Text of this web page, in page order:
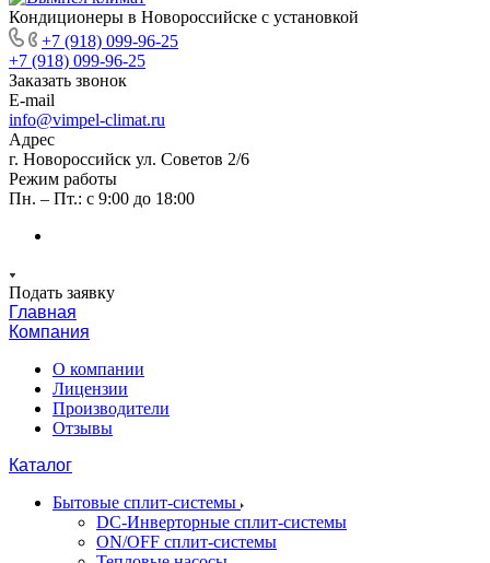
Кондиционеры в Новороссийске с установкой
+7 (918) 099-96-25
+7 (918) 099-96-25
Заказать звонок
E-mail
info@vimpel-climat.ru
Адрес
г. Новороссийск ул. Советов 2/6
Режим работы
Пн. – Пт.: с 9:00 до 18:00
Подать заявку
Главная
Компания
О компании
Лицензии
Производители
Отзывы
Каталог
Бытовые сплит-системы
DC-Инверторные сплит-системы
ON/OFF сплит-системы